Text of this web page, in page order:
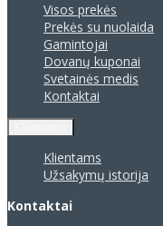
Visos prekės
Prekės su nuolaida
Gamintojai
Dovanų kuponai
Svetainės medis
Kontaktai
Klientams
Užsakymų istorija
Kontaktai